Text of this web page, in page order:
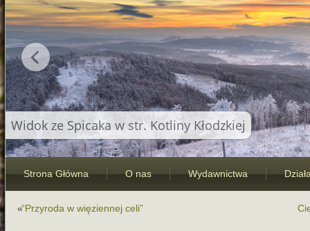
Widok ze Spicaka w str. Kotliny Kłodzkiej
Strona Główna O nas Wydawnictwa
«“Przyroda w więziennej celi”